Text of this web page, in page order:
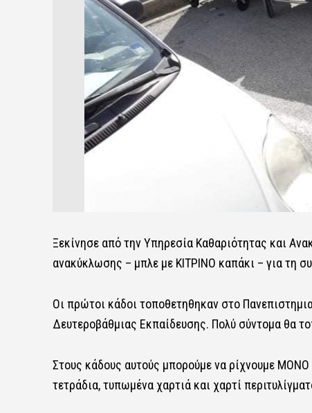
Ξεκίνησε από την Υπηρεσία Καθαριότητας και
ανακύκλωσης – μπλε με ΚΙΤΡΙΝΟ καπάκι – για τη
Οι πρώτοι κάδοι τοποθετηθηκαν στο
Δευτεροβάθμιας Εκπαίδευσης. Πολύ σύντομα θα
Στους κάδους αυτούς μπορούμε να ρίχνουμε ΜΟΝΟ
τετράδια, τυπωμένα χαρτιά και χαρτί